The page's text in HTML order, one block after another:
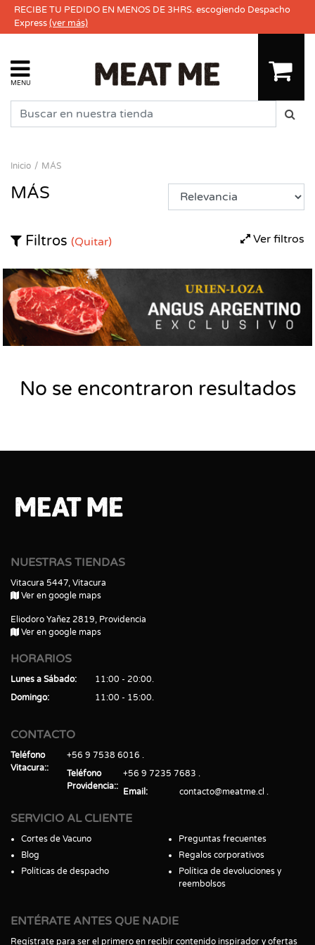
RECIBE TU PEDIDO EN MENOS DE 3HRS. escogiendo Despacho
Express(ver más)
MENU
Inicio MÁS
MÁS
Ver filtros
Filtros (Quitar)
No se encontraron resultados
NUESTRAS TIENDAS
Vitacura 5447, Vitacura
Ver en google maps
Eliodoro Yañez 2819, Providencia
Ver en google maps
HORARIOS
Lunes a Sábado
11:00 - 20:00
Domingo
11:00 - 15:00
CONTACTO
Teléfono
Vitacura:
+56 9 7538 6016
Teléfono
Providencia:
+56 9 7235 7683
Email
contacto@meatme.cl
SERVICIO AL CLIENTE
Cortes de Vacuno
Blog
Políticas de despacho
Preguntas frecuentes
Regalos corporativos
Política de devoluciones y
reembolsos
ENTÉRATE ANTES QUE NADIE
Regístrate para ser el primero en recibir contenido inspirador y ofertas